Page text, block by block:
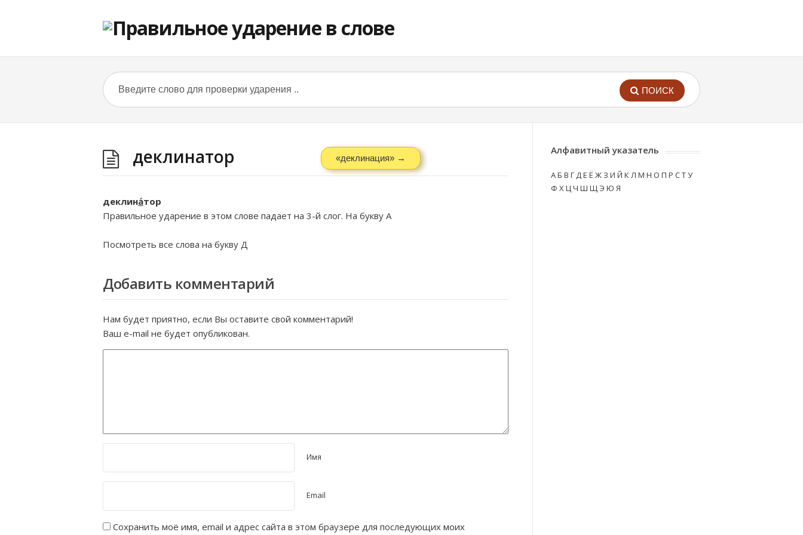
ПОИСК
деклинатор «деклинация» →
деклина́тор
Правильное ударение в этом слове падает на 3-й слог. На букву А
Посмотреть все слова на букву Д
Добавить комментарий
Нам будет приятно, если Вы оставите свой комментарий!
Ваш e-mail не будет опубликован.
Имя
Email
Сохранить моё имя, email и адрес сайта в этом браузере для последующих моих
Алфавитный указатель
АБ В ГДЕ Ё Ж З И Й КЛ М Н О П Р СТУ
Ф ХЦЧ Ш Щ Э Ю Я